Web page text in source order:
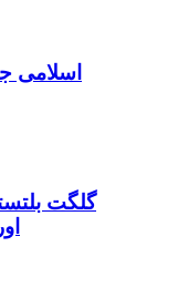
اسلامی